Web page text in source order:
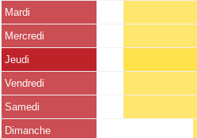
Mardi
Mercredi
Jeudi
Vendredi
Samedi
Dimanche